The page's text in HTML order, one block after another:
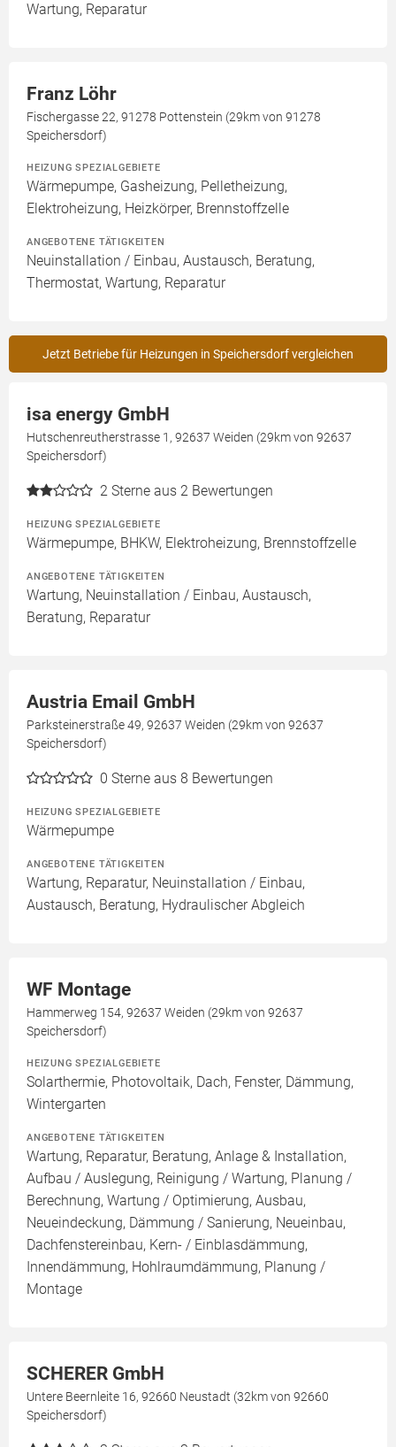
Wartung, Reparatur
Franz Löhr
Fischergasse 22, 91278 Pottenstein (29km von 91278
Speichersdorf)
HEIZUNG SPEZIALGEBIETE
Wärmepumpe, Gasheizung, Pelletheizung,
Elektroheizung, Heizkörper, Brennstoffzelle
ANGEBOTENE TÄTIGKEITEN
Neuinstallation / Einbau, Austausch, Beratung,
Thermostat, Wartung, Reparatur
Jetzt Betriebe für Heizungen in Speichersdorf vergleichen
isa energy GmbH
Hutschenreutherstrasse 1, 92637 Weiden (29km von 92637
Speichersdorf)
2 Sterne aus 2 Bewertungen
HEIZUNG SPEZIALGEBIETE
Wärmepumpe, BHKW, Elektroheizung, Brennstoffzelle
ANGEBOTENE TÄTIGKEITEN
Wartung, Neuinstallation / Einbau, Austausch,
Beratung, Reparatur
Austria Email GmbH
Parksteinerstraße 49, 92637 Weiden (29km von 92637
Speichersdorf)
0 Sterne aus 8 Bewertungen
HEIZUNG SPEZIALGEBIETE
Wärmepumpe
ANGEBOTENE TÄTIGKEITEN
Wartung, Reparatur, Neuinstallation / Einbau,
Austausch, Beratung, Hydraulischer Abgleich
WF Montage
Hammerweg 154, 92637 Weiden (29km von 92637
Speichersdorf)
HEIZUNG SPEZIALGEBIETE
Solarthermie, Photovoltaik, Dach, Fenster, Dämmung,
Wintergarten
ANGEBOTENE TÄTIGKEITEN
Wartung, Reparatur, Beratung, Anlage & Installation,
Aufbau / Auslegung, Reinigung / Wartung, Planung /
Berechnung, Wartung / Optimierung, Ausbau,
Neueindeckung, Dämmung / Sanierung, Neueinbau,
Dachfenstereinbau, Kern- / Einblasdämmung,
Innendämmung, Hohlraumdämmung, Planung /
Montage
SCHERER GmbH
Untere Beernleite 16, 92660 Neustadt (32km von 92660
Speichersdorf)